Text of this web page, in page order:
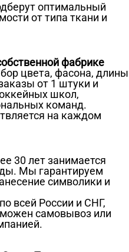
оптимальный
от типа ткани и
фабрике
цвета, фасона, длины
от 1 штуки и
школ,
команд.
на каждом
30 лет занимается
Мы гарантируем
символики и
всей России и СНГ,
самовывоз или